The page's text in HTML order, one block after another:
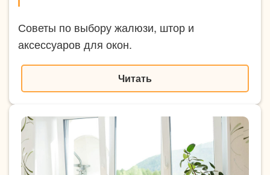
Советы по выбору жалюзи, штор и
аксессуаров для окон.
Читать